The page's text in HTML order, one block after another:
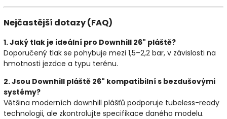
Nejčastější dotazy (FAQ)
1. Jaký tlak je ideální pro Downhill 26" pláště?
Doporučený tlak se pohybuje mezi 1,5–2,2 bar, v závislosti na
hmotnosti jezdce a typu terénu.
2. Jsou Downhill pláště 26" kompatibilní s bezdušovými
systémy?
Většina moderních downhill plášťů podporuje tubeless-ready
technologii, ale zkontrolujte specifikace daného modelu.